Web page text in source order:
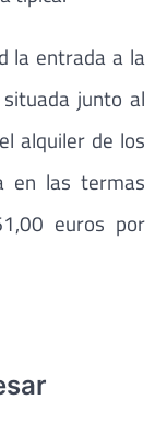
la entrada a la
situada junto al
alquiler de los
en las termas
euros por